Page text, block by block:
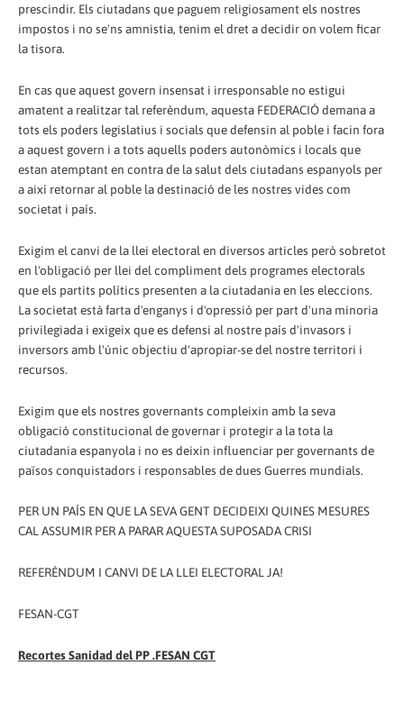
prescindir. Els ciutadans que paguem religiosament els nostres
impostos i no se'ns amnistia, tenim el dret a decidir on volem ficar
la tisora.
En cas que aquest govern insensat i irresponsable no estigui
amatent a realitzar tal referèndum, aquesta FEDERACIÓ demana a
tots els poders legislatius i socials que defensin al poble i facin fora
a aquest govern i a tots aquells poders autonòmics i locals que
estan atemptant en contra de la salut dels ciutadans espanyols per
a així retornar al poble la destinació de les nostres vides com
societat i país.
Exigim el canvi de la llei electoral en diversos articles però sobretot
en l'obligació per llei del compliment dels programes electorals
que els partits polítics presenten a la ciutadania en les eleccions.
La societat està farta d'enganys i d'opressió per part d'una minoria
privilegiada i exigeix que es defensi al nostre país d'invasors i
inversors amb l'únic objectiu d'apropiar-se del nostre territori i
recursos.
Exigim que els nostres governants compleixin amb la seva
obligació constitucional de governar i protegir a la tota la
ciutadania espanyola i no es deixin influenciar per governants de
països conquistadors i responsables de dues Guerres mundials.
PER UN PAÍS EN QUE LA SEVA GENT DECIDEIXI QUINES MESURES
CAL ASSUMIR PER A PARAR AQUESTA SUPOSADA CRISI
REFERÈNDUM I CANVI DE LA LLEI ELECTORAL JA!
FESAN-CGT
Recortes Sanidad del PP .FESAN CGT